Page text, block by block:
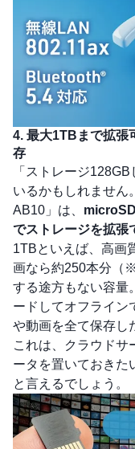
4. 最大1TBまで拡張
存
「ストレージ
いるかもしれません
AB10」は、
でストレージを拡張
1TBといえば、高画
画なら約250本分（
する途方もない容量
ードしてオフライン
や動画を全て保存し
これは、クラウドサ
ータを置いておきた
と言えるでしょう。